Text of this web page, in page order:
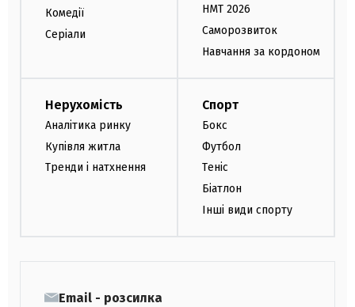
Комедії
Серіали
НМТ 2026
Саморозвиток
Навчання за кордоном
Нерухомість
Аналітика ринку
Купівля житла
Тренди і натхнення
Спорт
Бокс
Футбол
Теніс
Біатлон
Інші види спорту
Email - розсилка